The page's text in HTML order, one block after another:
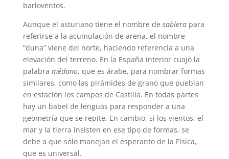
barloventos.
Aunque el asturiano tiene el nombre de sablerapara
referirse a la acumulación de arena, el nombre
“duna” viene del norte, haciendo referencia a una
elevación del terreno. En la España interior cuajó la
palabra médano, que es árabe, para nombrar formas
similares, como las pirámides de grano que pueblan
en estación los campos de Castilla. En todas partes
hay un babel de lenguas para responder a una
geometría que se repite. En cambio, si los vientos, el
mar y la tierra insisten en ese tipo de formas, se
debe a que sólo manejan el esperanto de la Física,
que es universal.